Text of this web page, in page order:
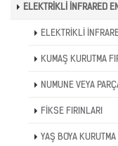
ELEKTRİKLİ İNFRARED
ELEKTRİKLİ
KUMAŞ KURUTMA
NUMUNE VEYA
FİKSE FIRINLARI
YAŞ BOYA